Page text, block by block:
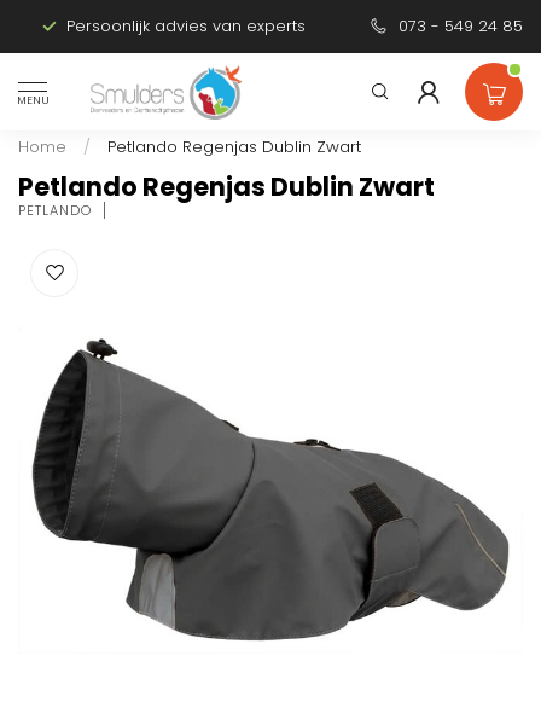
Persoonlijk advies van experts 073 - 549 24 85
MENU
Home / Petlando Regenjas Dublin Zwart
Petlando Regenjas Dublin Zwart
PETLANDO